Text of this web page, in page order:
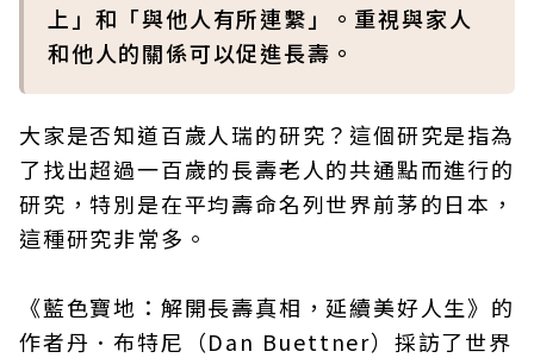
上」和「與他人有所連繫」。重視與家人
和他人的關係可以促進長壽。
大家是否知道百歲人瑞的研究？這個研究是指為
了找出超過一百歲的長壽老人的共通點而進行的
研究，特別是在平均壽命名列世界前茅的日本，
這種研究非常多。
《藍色寶地：解開長壽真相，延續美好人生》的
作者丹．布特尼（Dan Buettner）採訪了世界